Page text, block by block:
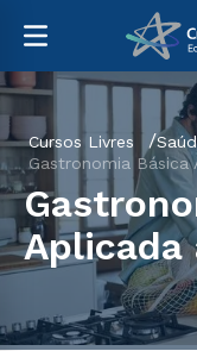
Cursos Livres
Gastronomia Básica
Aplicada